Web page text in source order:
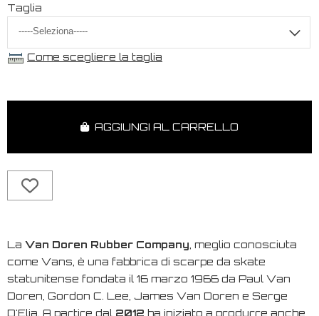
Taglia
Come scegliere la taglia
AGGIUNGI AL CARRELLO
La Van Doren Rubber Company , meglio conosciuta
come Vans, è una fabbrica di scarpe da skate
statunitense fondata il 16 marzo 1966 da Paul Van
Doren, Gordon C. Lee, James Van Doren e Serge
D'Elia. A partire dal 2012 ha iniziato a produrre anche